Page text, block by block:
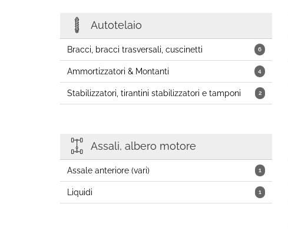
Autotelaio
6
Bracci, bracci trasversali, cuscinetti
4
Ammortizzatori & Montanti
2
Stabilizzatori, tirantini stabilizzatori e tamponi
Assali, albero motore
1
Assale anteriore (vari)
1
Liquidi